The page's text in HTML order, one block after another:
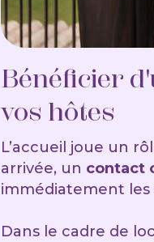
Bénéficier
vos hôtes
L’accueil joue un
arrivée, un contact
immédiatement les
Dans le cadre de